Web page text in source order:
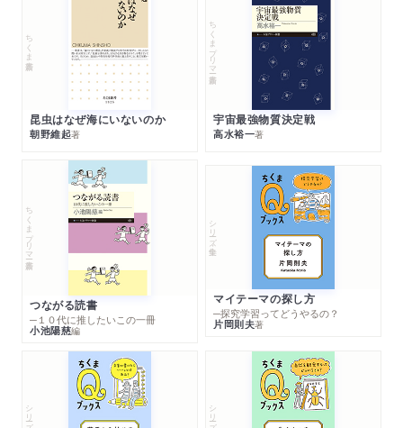
ちくま新書
昆虫はなぜ海にいないのか
朝野維起著
ちくまプリマー新書
宇宙最強物質決定戦
高水裕一著
ちくまプリマー新書
つながる読書
─１０代に推したいこの一冊
小池陽慈編
シリーズ・全集
マイテーマの探し方
─探究学習ってどうやるの？
片岡則夫著
シリーズ・全集 シリーズ・全集